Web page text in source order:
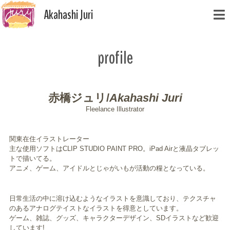
Akahashi Juri
profile
赤橋ジュリ/Akahashi Juri
Fleelance Illustrator
関東在住イラストレーター
主な使用ソフトはCLIP STUDIO PAINT PRO。iPad Airと液晶タブレッ
トで描いてる。
アニメ、ゲーム、アイドルとじゃがいもが活動の糧となっている。
日常生活の中に溶け込むようなイラストを意識しており、テクスチャ
のあるアナログテイストなイラストを得意としています。
ゲーム、雑誌、グッズ、キャラクターデザイン、SDイラストなど歓迎
しています!